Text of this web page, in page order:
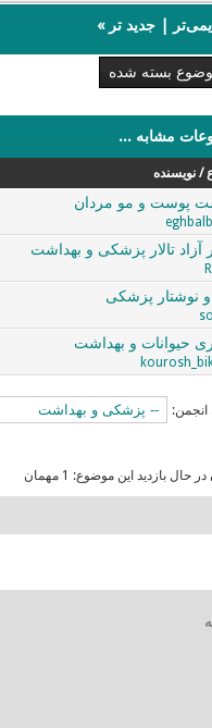
جدید تر »
بسته شده
مشابه ...
/ نویسنده
پوست و مو مردان
آزاد تالار پزشکی و بهداشت
و نوشتار پزشکی
حیوانات و بهداشت
حال بازدید این موضوع: 1 مهمان